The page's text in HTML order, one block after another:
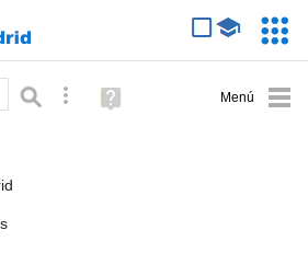
Búsqueda avanzada
Ayuda
(en